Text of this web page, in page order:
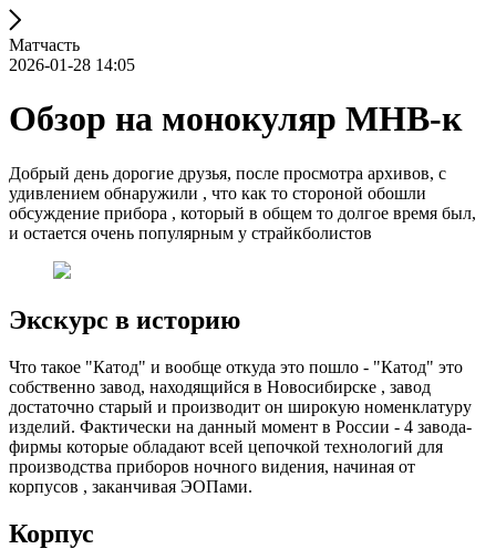
Матчасть
2026-01-28 14:05
Обзор на монокуляр МНВ-к
Добрый день дорогие друзья, после просмотра архивов, с
удивлением обнаружили , что как то стороной обошли
обсуждение прибора , который в общем то долгое время был,
и остается очень популярным у страйкболистов
Экскурс в историю
Что такое "Катод" и вообще откуда это пошло - "Катод" это
собственно завод, находящийся в Новосибирске , завод
достаточно старый и производит он широкую номенклатуру
изделий. Фактически на данный момент в России - 4 завода-
фирмы которые обладают всей цепочкой технологий для
производства приборов ночного видения, начиная от
корпусов , заканчивая ЭОПами.
Корпус